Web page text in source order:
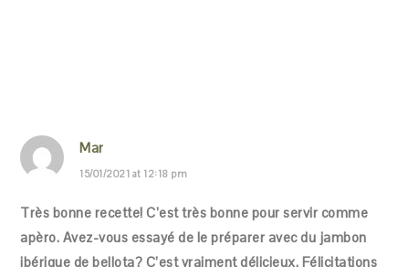
Mar
15/01/2021 at 12:18 pm
Très bonne recette! C’est très bonne pour servir comme
apèro. Avez-vous essayé de le préparer avec du jambon
ibérique de bellota? C’est vraiment délicieux. Félicitations